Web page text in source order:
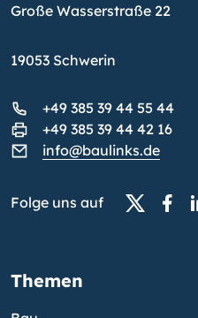
Große Wasserstraße 22
19053 Schwerin
+49 385 39 44 55 44
+49 385 39 44 42 16
info@baulinks.de
Folge uns auf
Themen